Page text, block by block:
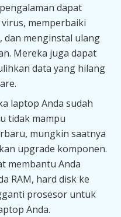
dapat
memperbaiki
dan menginstal ulang
Mereka juga dapat
data yang hilang
laptop Anda sudah
tidak mampu
mungkin saatnya
upgrade komponen.
membantu Anda
RAM, hard disk ke
prosesor untuk
Anda.